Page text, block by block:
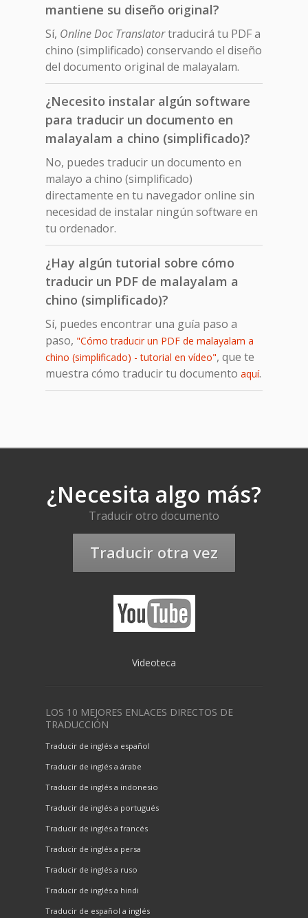
mantiene su diseño original?
Sí, Online Doc Translatortraducirá tu PDF a
chino (simplificado) conservando el diseño
del documento original de malayalam.
¿Necesito instalar algún software
para traducir un documento en
malayalam a chino (simplificado)?
No, puedes traducir un documento en
malayo a chino (simplificado)
directamente en tu navegador online sin
necesidad de instalar ningún software en
tu ordenador.
¿Hay algún tutorial sobre cómo
traducir un PDF de malayalam a
chino (simplificado)?
Sí, puedes encontrar una guía paso a
paso, "Cómo traducir un PDF de malayalam a
chino (simplificado) - tutorial en vídeo", que te
muestra cómo traducir tu documento aquí.
¿Necesita algo más?
Traducir otro documento
Traducir otra vez
Videoteca
LOS 10 MEJORES ENLACES DIRECTOS DE
TRADUCCIÓN
Traducir de inglés a español
Traducir de inglés a árabe
Traducir de inglés a indonesio
Traducir de inglés a portugués
Traducir de inglés a francés
Traducir de inglés a persa
Traducir de inglés a ruso
Traducir de inglés a hindi
Traducir de español a inglés